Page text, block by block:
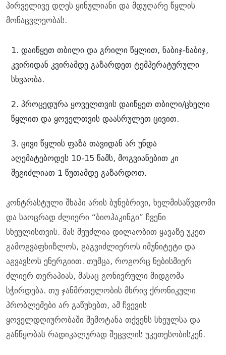
პირველივე დღეს ყინულიანი და მდუღარე წყლის
მონაცვლეობას.
დაიწყეთ თბილი და გრილი წყლით, ნაბიჯ-ნაბიჯ,
კვირიდან კვირამდე გაზარდეთ ტემპერატურული
სხვაობა.
პროცედურა ყოველთვის დაიწყეთ თბილი/ცხელი
წყლით და ყოველთვის დაასრულეთ ცივით.
ცივი წყლის ფაზა თავიდან არ უნდა
აღემატებოდეს 10-15 წამს, მოგვიანებით კი
შეგიძლიათ 1 წუთამდე გაზარდოთ.
კონტრასტული შხაპი არის ბუნებრივი, ხელმისაწვდომი
და საოცრად ძლიერი “ბიოჰაკინგი“ ჩვენი
სხეულისთვის. მას შეუძლია დილაობით ყავაზე უკეთ
გამოგვაფხიზლოს, გაგვიძლიეროს იმუნიტეტი და
აგვავსოს ენერგიით. თუმცა, როგორც ნებისმიერ
ძლიერ თერაპიას, მასაც გონივრული მიდგომა
სჭირდება. თუ ჯანმრთელობის მხრივ ქრონიკული
პრობლემები არ გაწუხებთ, ამ ჩვევის
ყოველდღიურობაში შემოტანა თქვენს სხეულსა და
განწყობას რადიკალურად შეცვლის უკეთესობისკენ.